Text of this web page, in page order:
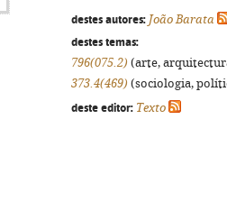
destes autores: João Barata
destes temas:
796(075.2) (arte,
373.4(469) (sociologia,
deste editor: Texto